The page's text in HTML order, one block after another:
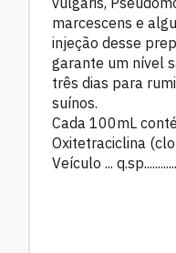
marcescens e
injeção desse
garante um nível
três dias para
suínos.
Cada 100mL
Oxitetraciclina
Veículo ...